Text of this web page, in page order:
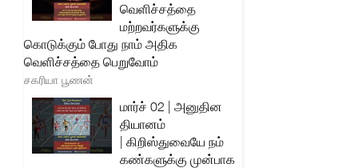
வெளிச்சத்தை
மற்றவர்களுக்கு
கொடுக்கும் போது நாம் அதிக
வெளிச்சத்தை பெறுவோம்
சகரியா பூணன்
மார்ச் 02 | அனுதின
தியானம்
| கிறிஸ்துவையே நம்
கண்களுக்கு முன்பாக